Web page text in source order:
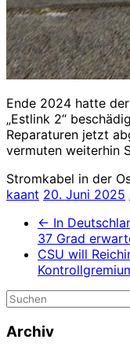
Ende 2024 hatte der
„Estlink 2“
Reparaturen jetzt
vermuten weiterhin
Stromkabel in der
kaant 20. Juni 2025
← In
37 Grad
CSU will
Archiv